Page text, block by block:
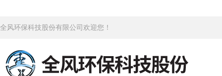
全风环保科技股份有限公司欢迎您！